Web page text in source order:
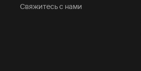
Свяжитесь с нами